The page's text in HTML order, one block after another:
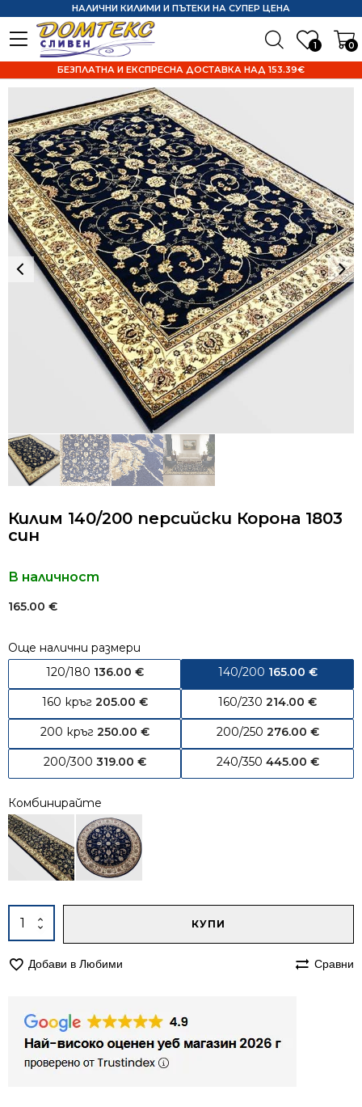
1 0
НАЛИЧНИ КИЛИМИ И ПЪТЕКИ НА СУПЕР ЦЕНА
БЕЗПЛАТНА И ЕКСПРЕСНА ДОСТАВКА НАД 153.39€
Килим 140/200 персийски Корона 1803
син
В наличност
165.00 €
Още налични размери
120/180 136.00 € 140/200 165.00 €
160 кръг 205.00 € 160/230 214.00 €
200 кръг 250.00 € 200/250 276.00 €
200/300 319.00 € 240/350 445.00 €
Комбинирайте
количество
за
140/200
1803
син
КУПИ
Добави в Любими Сравни